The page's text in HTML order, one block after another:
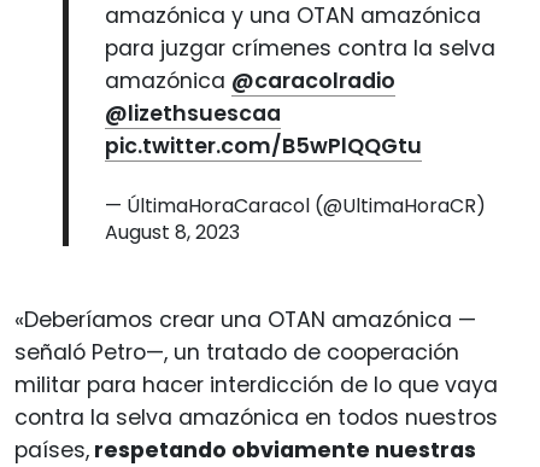
amazónica y una OTAN amazónica
para juzgar crímenes contra la selva
amazónica @caracolradio
@lizethsuescaa
pic.twitter.com/B5wPlQQGtu
— ÚltimaHoraCaracol (@UltimaHoraCR)
August 8, 2023
«Deberíamos crear una OTAN amazónica —
señaló Petro—, un tratado de cooperación
militar para hacer interdicción de lo que vaya
contra la selva amazónica en todos nuestros
países, respetando obviamente nuestras